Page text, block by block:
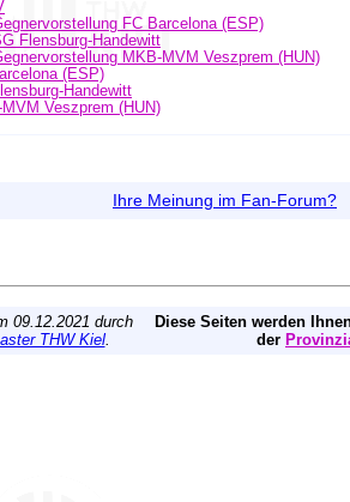
FC Barcelona (ESP)
Flensburg-Handewitt
MKB-MVM Veszprem (HUN)
(ESP)
Handewitt
Veszprem (HUN)
Ihre Meinung im Fan-Forum?
09.12.2021 durch
THW Kiel.
Diese Seiten werden
der